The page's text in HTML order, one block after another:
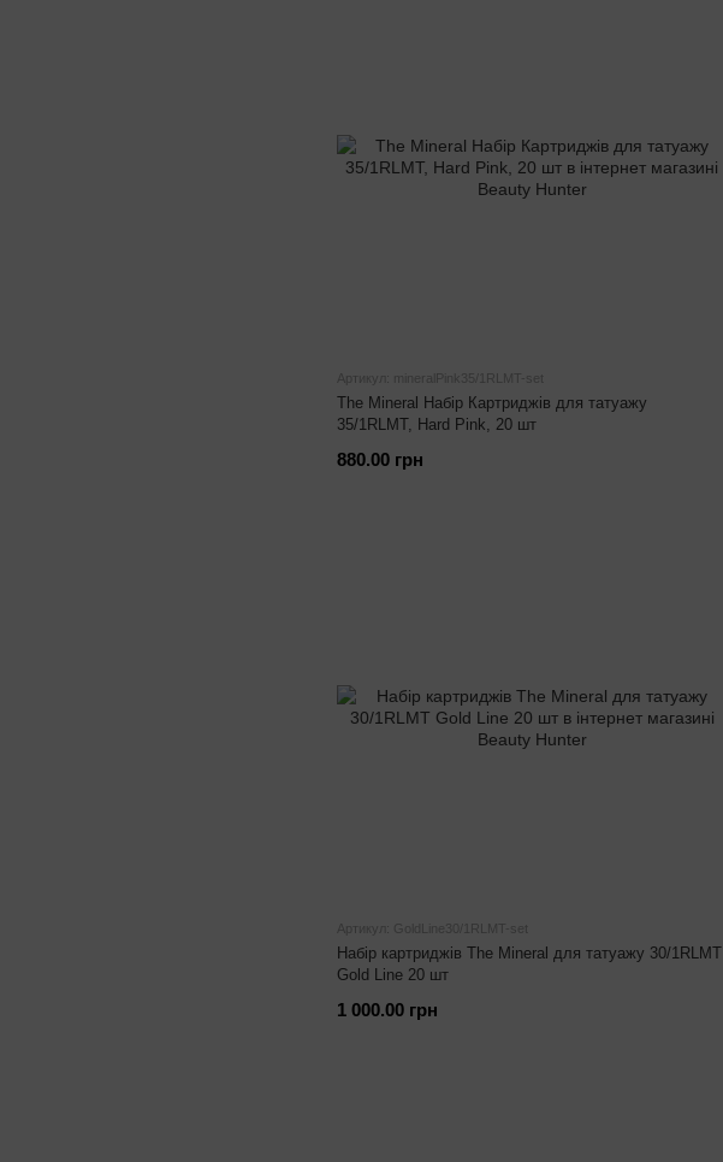
Артикул: mineralPink35/1RLMT-set
The Mineral Набір Картриджів для татуажу
35/1RLMT, Hard Pink, 20 шт
880.00 грн
Артикул: GoldLine30/1RLMT-set
Набір картриджів The Mineral для татуажу 30/1RLMT
Gold Line 20 шт
1 000.00 грн